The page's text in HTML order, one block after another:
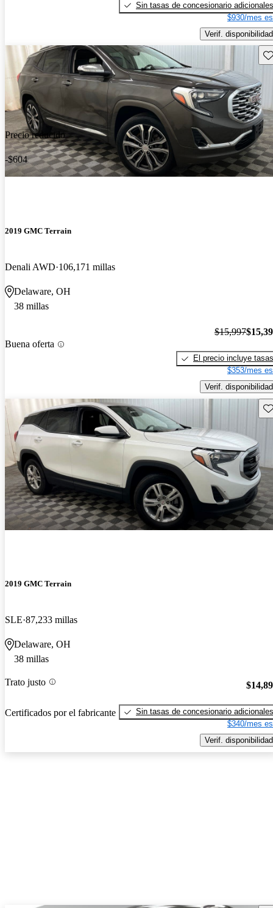
Sin tasas de concesionario adicionales
$930/mes
Verif. disponibilidad
Precio reducido
-$604
2019 GMC Terrain
Denali AWD 106,171 millas
Delaware, OH
38 millas
Buena oferta
$15,997
El precio incluye tasas
$353/mes
Verif. disponibilidad
2019 GMC Terrain
SLE 87,233 millas
Delaware, OH
38 millas
Trato justo
Certificados por el fabricante
Sin tasas de concesionario adicionales
$340/mes
Verif. disponibilidad